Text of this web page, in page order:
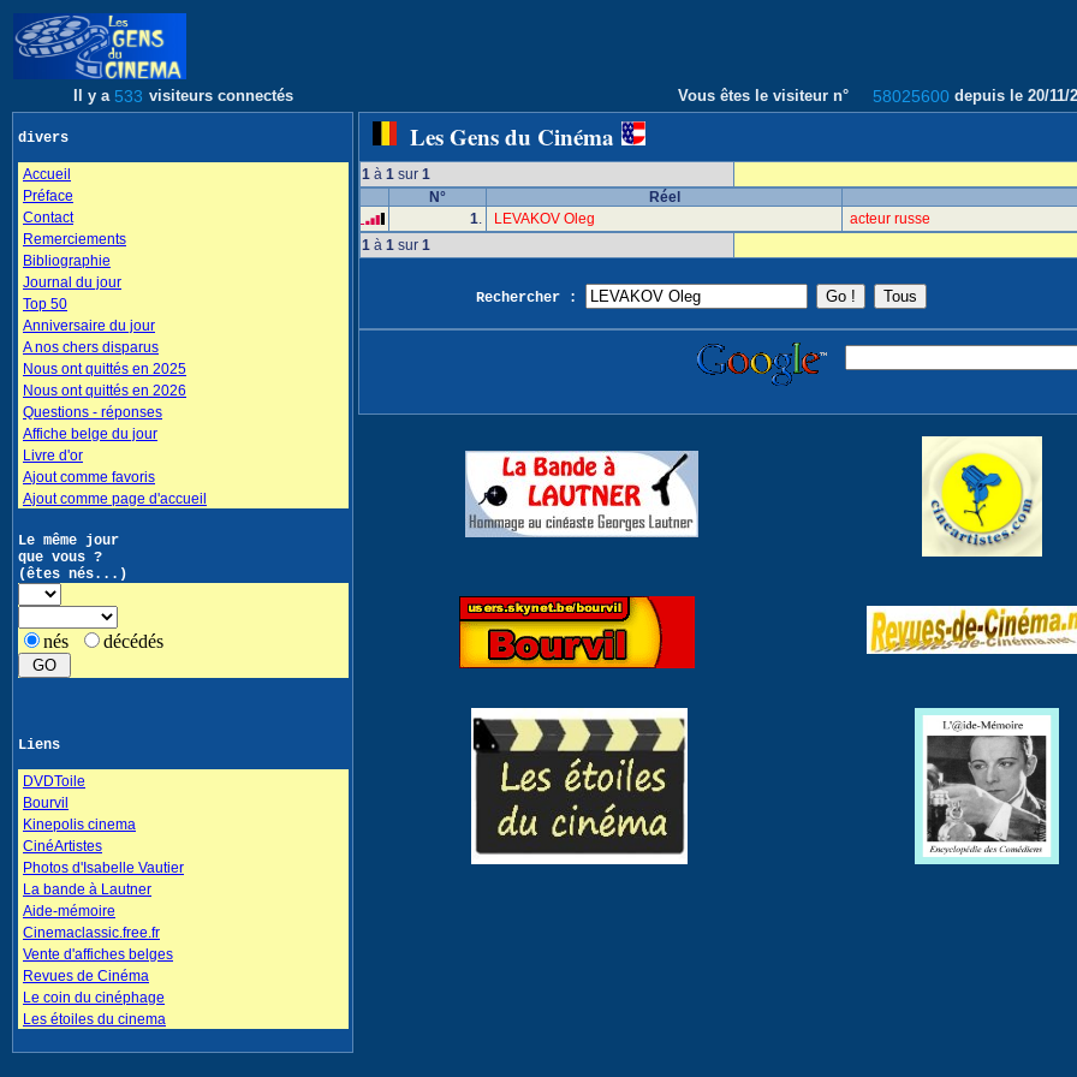
Il y a 533 visiteurs connectés Vous êtes le visiteur n° 58025600 depuis le 20/11/
divers
Accueil
Préface
Contact
Remerciements
Bibliographie
Journal du jour
Top 50
Anniversaire du jour
A nos chers disparus
Nous ont quittés en 2025
Nous ont quittés en 2026
Questions - réponses
Affiche belge du jour
Livre d'or
Ajout comme favoris
Ajout comme page d'accueil
Le même jour
que vous ?
(êtes nés...)
nés décédés
Liens
DVDToile
Bourvil
Kinepolis cinema
CinéArtistes
Photos d'Isabelle Vautier
La bande à Lautner
Aide-mémoire
Cinemaclassic.free.fr
Vente d'affiches belges
Revues de Cinéma
Le coin du cinéphage
Les étoiles du cinema
Les Gens du Cinéma
1 à 1 sur 1
N°
Réel
1. LEVAKOV Oleg
acteur russe
1 à 1 sur 1
Rechercher :